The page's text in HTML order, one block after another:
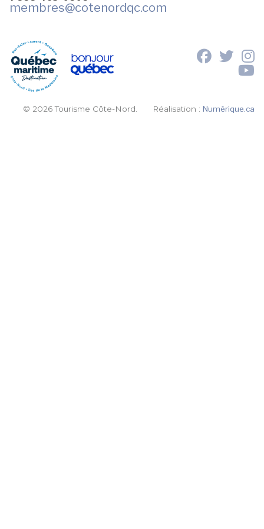
membres@cotenordqc.com
© 2026 Tourisme Côte-Nord. Réalisation :Numérique.ca